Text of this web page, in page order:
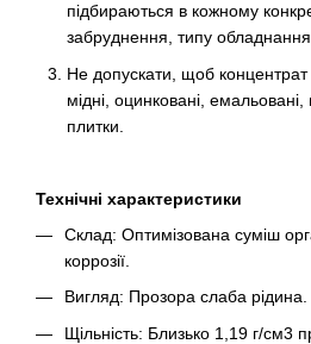
підбираються в кожному
забруднення, типу
Не допускати, щоб концентрат
мідні, оцинковані,
плитки.
Технічні характеристики
Склад: Оптимізована суміш
коррозії.
Вигляд: Прозора слаба рідина.
Щільність: Близько 1,19 г/см3